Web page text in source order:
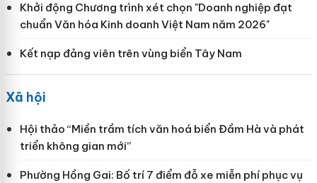
Khởi động Chương trình xét chọn "Doanh nghiệp đạt
chuẩn Văn hóa Kinh doanh Việt Nam năm 2026"
Kết nạp đảng viên trên vùng biển Tây Nam
Xã hội
Hội thảo “Miền trầm tích văn hoá biển Đầm Hà và phát
triển không gian mới”
Phường Hồng Gai: Bố trí 7 điểm đỗ xe miễn phí phục vụ